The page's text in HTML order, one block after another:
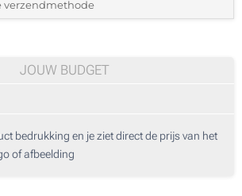
kant)
een kant)
voeg het gewenste aantal in
verzendmethode
JOUW BUDGET
bedrukking en je ziet direct de prijs van het
of afbeelding